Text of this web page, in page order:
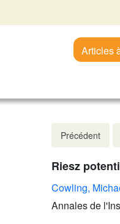
Articles
Précédent
Riesz
Cowling,
Annales de